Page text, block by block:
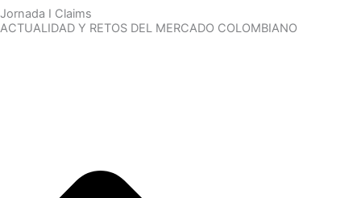
Jornada I Claims
ACTUALIDAD Y RETOS DEL MERCADO COLOMBIANO